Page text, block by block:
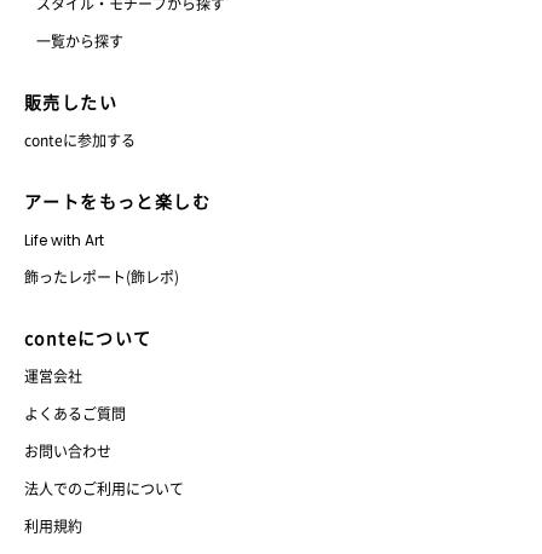
一覧から探す
販売したい
conteに参加する
アートをもっと楽しむ
Life with Art
飾ったレポート(飾レポ)
conteについて
運営会社
よくあるご質問
お問い合わせ
法人でのご利用について
利用規約